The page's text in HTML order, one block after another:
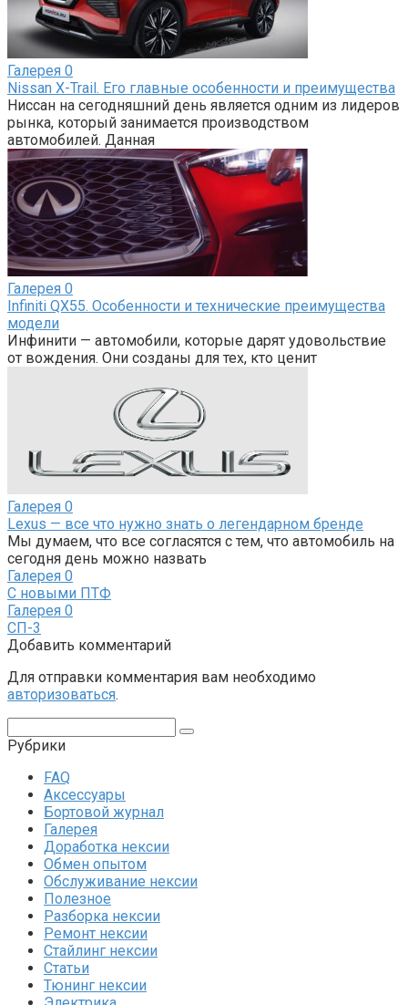
Галерея 0
Nissan X-Trail. Его главные особенности и преимущества
Ниссан на сегодняшний день является одним из лидеров
рынка, который занимается производством
автомобилей. Данная
Галерея 0
Infiniti QX55. Особенности и технические преимущества
модели
Инфинити — автомобили, которые дарят удовольствие
от вождения. Они созданы для тех, кто ценит
Галерея 0
Lexus — все что нужно знать о легендарном бренде
Мы думаем, что все согласятся с тем, что автомобиль на
сегодня день можно назвать
Галерея 0
С новыми ПТФ
Галерея 0
СП-3
Добавить комментарий
Для отправки комментария вам необходимо
авторизоваться.
Рубрики
FAQ
Аксессуары
Бортовой журнал
Галерея
Доработка нексии
Обмен опытом
Обслуживание нексии
Полезное
Разборка нексии
Ремонт нексии
Стайлинг нексии
Статьи
Тюнинг нексии